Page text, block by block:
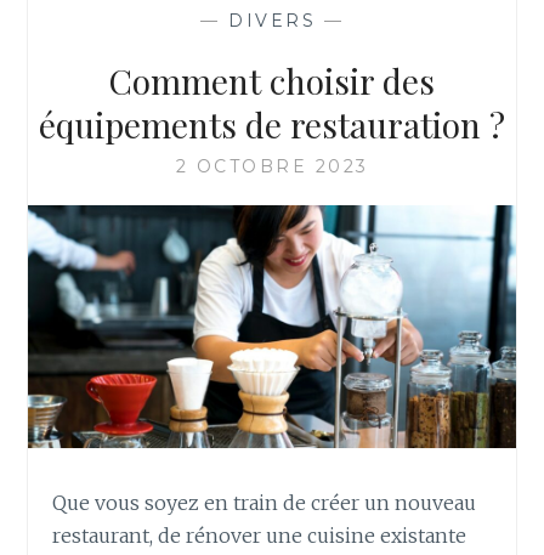
— DIVERS —
Comment choisir des
équipements de restauration ?
2 OCTOBRE 2023
Que vous soyez en train de créer un nouveau
restaurant, de rénover une cuisine existante